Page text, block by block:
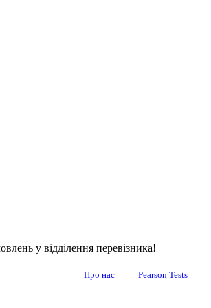
у відділення перевізника!
Про нас Pearson Tests